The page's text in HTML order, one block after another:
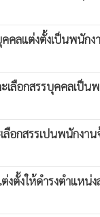
คคลแต่งตั้งเป็นพนั
เลือกสรรบุคคลเป็
ลือกสรรเปนพนักง
ตั้งให้ดำรงตำแหน่